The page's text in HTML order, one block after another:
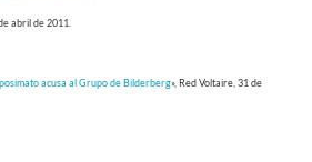
abril de 2011.
acusa al Grupo de Bilderberg», Red Voltaire, 31 de